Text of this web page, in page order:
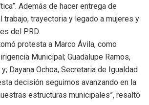
Además de hacer entrega de
trabajo, trayectoria y legado a mujeres y
del PRD.
protesta a Marco Ávila, como
Municipal; Guadalupe Ramos,
Dayana Ochoa, Secretaria de Igualdad
decisión seguimos avanzando en la
estructuras municipales”, resaltó